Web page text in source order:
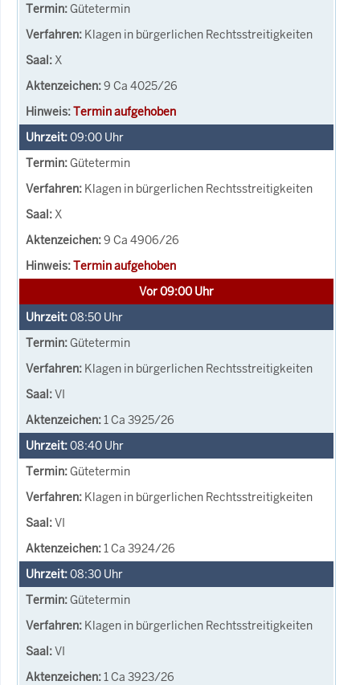
Gütetermin
Klagen in bürgerlichen Rechtsstreitigkeiten
X
9 Ca 4025/26
Termin aufgehoben
09:00 Uhr
Gütetermin
Klagen in bürgerlichen Rechtsstreitigkeiten
X
9 Ca 4906/26
Termin aufgehoben
Vor 09:00 Uhr
08:50 Uhr
Gütetermin
Klagen in bürgerlichen Rechtsstreitigkeiten
VI
1 Ca 3925/26
08:40 Uhr
Gütetermin
Klagen in bürgerlichen Rechtsstreitigkeiten
VI
1 Ca 3924/26
08:30 Uhr
Gütetermin
Klagen in bürgerlichen Rechtsstreitigkeiten
VI
1 Ca 3923/26